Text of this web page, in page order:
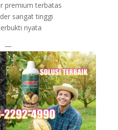
premium terbatas
sangat tinggi
nyata
—